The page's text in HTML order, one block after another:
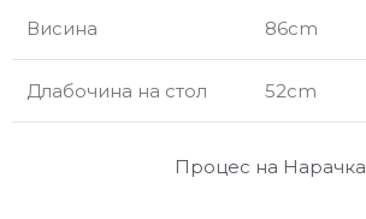
Процес на Нарачка
Висина 86cm
Длабочина на стол 52cm